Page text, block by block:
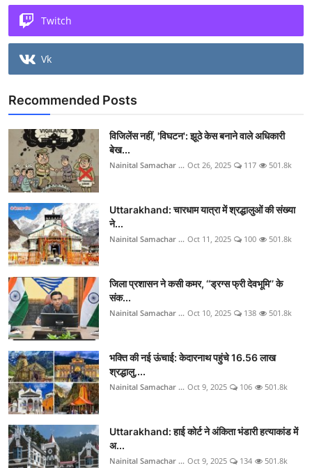
Twitch
Vk
Recommended Posts
विजिलेंस नहीं, 'विघटन': झूठे केस बनाने वाले अधिकारी
बेख...
Nainital Samachar ... Oct 26, 2025 117 501.8k
Uttarakhand: चारधाम यात्रा में श्रद्धालुओं की संख्या
ने...
Nainital Samachar ... Oct 11, 2025 100 501.8k
जिला प्रशासन ने कसी कमर, ‘‘ड्रग्स फ्री देवभूमि’’ के
संक...
Nainital Samachar ... Oct 10, 2025 138 501.8k
भक्ति की नई ऊंचाई: केदारनाथ पहुंचे 16.56 लाख
श्रद्धालु,...
Nainital Samachar ... Oct 9, 2025 106 501.8k
Uttarakhand: हाई कोर्ट ने अंकिता भंडारी हत्याकांड में
अ...
Nainital Samachar ... Oct 9, 2025 134 501.8k